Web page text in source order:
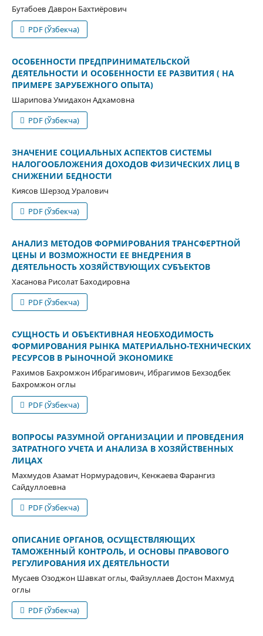
Бутабоев Даврон Бахтиёрович
PDF (Ўзбекча)
ОСОБЕННОСТИ ПРЕДПРИНИМАТЕЛЬСКОЙ
ДЕЯТЕЛЬНОСТИ И ОСОБЕННОСТИ ЕЕ РАЗВИТИЯ ( НА
ПРИМЕРЕ ЗАРУБЕЖНОГО ОПЫТА)
Шaриповa Умидахон Адхамовна
PDF (Ўзбекча)
ЗНАЧЕНИЕ СОЦИАЛЬНЫХ АСПЕКТОВ СИСТЕМЫ
НАЛОГООБЛОЖЕНИЯ ДОХОДОВ ФИЗИЧЕСКИХ ЛИЦ В
СНИЖЕНИИ БЕДНОСТИ
Киясов Шерзод Уралович
PDF (Ўзбекча)
АНАЛИЗ МЕТОДОВ ФОРМИРОВАНИЯ ТРАНСФЕРТНОЙ
ЦЕНЫ И ВОЗМОЖНОСТИ ЕЕ ВНЕДРЕНИЯ В
ДЕЯТЕЛЬНОСТЬ ХОЗЯЙСТВУЮЩИХ СУБЪЕКТОВ
Хасанова Рисолат Баходировна
PDF (Ўзбекча)
СУЩНОСТЬ И ОБЪЕКТИВНАЯ НЕОБХОДИМОСТЬ
ФОРМИРОВАНИЯ РЫНКА МАТЕРИАЛЬНО-ТЕХНИЧЕСКИХ
РЕСУРСОВ В РЫНОЧНОЙ ЭКОНОМИКЕ
Рахимов Бахромжон Ибрагимович, Ибрагимов Бехзодбек
Бахромжон оглы
PDF (Ўзбекча)
ВОПРОСЫ РАЗУМНОЙ ОРГАНИЗАЦИИ И ПРОВЕДЕНИЯ
ЗАТРАТНОГО УЧЕТА И АНАЛИЗА В ХОЗЯЙСТВЕННЫХ
ЛИЦАХ
Махмудов Азамат Нормурадович, Кенжаева Фарангиз
Сайдуллоевна
PDF (Ўзбекча)
ОПИСАНИЕ ОРГАНОВ, ОСУЩЕСТВЛЯЮЩИХ
ТАМОЖЕННЫЙ КОНТРОЛЬ, И ОСНОВЫ ПРАВОВОГО
РЕГУЛИРОВАНИЯ ИХ ДЕЯТЕЛЬНОСТИ
Мусаев Озоджон Шавкат оглы, Файзуллаев Достон Махмуд
оглы
PDF (Ўзбекча)